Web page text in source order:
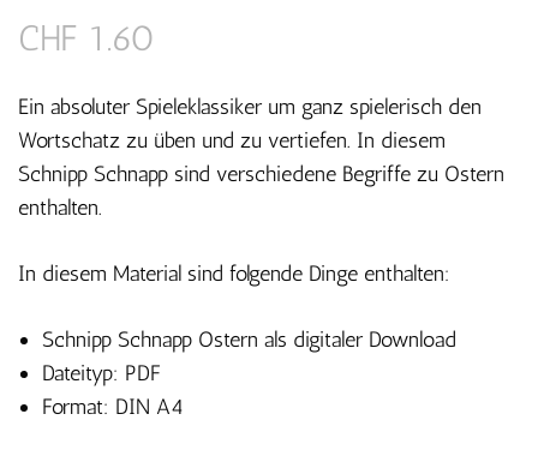
CHF 1.60
Ein absoluter Spieleklassiker um ganz spielerisch den
Wortschatz zu üben und zu vertiefen. In diesem
Schnipp Schnapp sind verschiedene Begriffe zu Ostern
enthalten.
In diesem Material sind folgende Dinge enthalten:
Schnipp Schnapp Ostern als digitaler Download
Dateityp: PDF
Format: DIN A4